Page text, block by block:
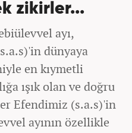
zikirler...
ayı,
dünyaya
en kıymetli
ışık olan ve doğru
Efendimiz (s.a.s)'in
ayının özellikle